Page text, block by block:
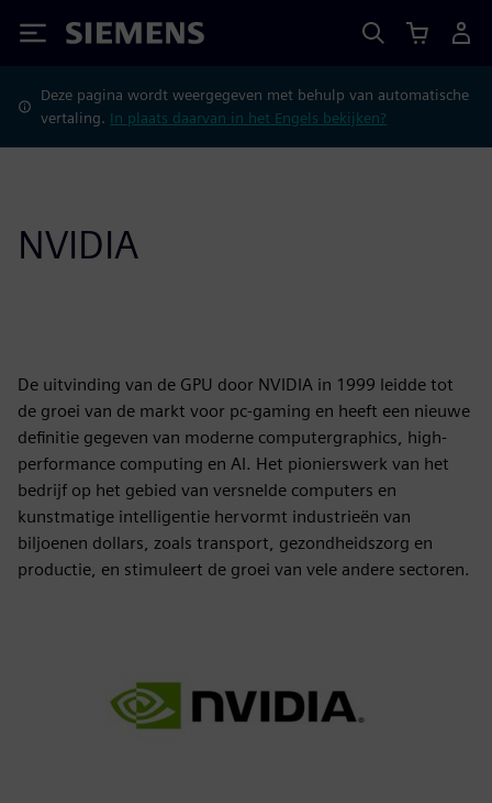
Siemens
Deze pagina wordt weergegeven met behulp van automatische
vertaling. In plaats daarvan in het Engels bekijken?
NVIDIA
De uitvinding van de GPU door NVIDIA in 1999 leidde tot
de groei van de markt voor pc-gaming en heeft een nieuwe
definitie gegeven van moderne computergraphics, high-
performance computing en AI. Het pionierswerk van het
bedrijf op het gebied van versnelde computers en
kunstmatige intelligentie hervormt industrieën van
biljoenen dollars, zoals transport, gezondheidszorg en
productie, en stimuleert de groei van vele andere sectoren.